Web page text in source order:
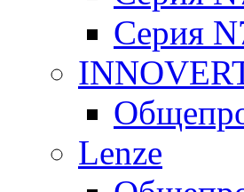
Серия
Lenze